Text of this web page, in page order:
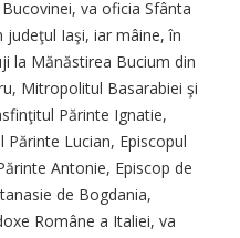
va oficia Sfânta
judeţul Iaşi, iar mâine, în
la Mănăstirea Bucium din
Mitropolitul Basarabiei şi
Părinte Ignatie,
Lucian, Episcopul
Antonie, Episcop de
de Bogdania,
Române a Italiei, va